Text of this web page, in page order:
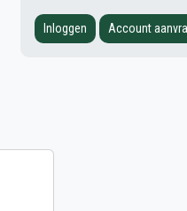
Inloggen Account